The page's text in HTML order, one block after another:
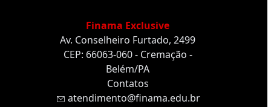
Finama Exclusive
Av. Conselheiro Furtado, 2499
CEP: 66063-060 - Cremação -
Belém/PA
Contatos
atendimento@finama.edu.br